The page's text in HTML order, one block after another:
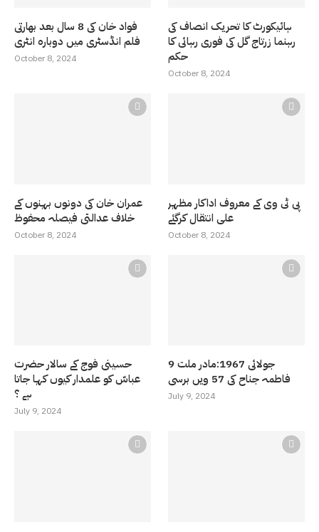
فواد خان کی 8 سال بعد بھارتی
فلم انڈسٹری میں دوبارہ انٹری
October 8, 2024
ہائیکورٹ کا تحریک انصاف کی
رہنما زرتاج گل کی فوری رہائی کا
حکم
October 8, 2024
عمران خان کی دونوں بہنوں کے
خلاف عدالتی فیصلہ محفوظ
October 8, 2024
پی ٹی وی کے معروف اداکار مظہر
علی انتقال کرگئے
October 8, 2024
حسینی فوج کے سالار حضرت
عباسّ کو علمدار کیوں کہا جاتا
ہے ؟
July 9, 2024
9 جولائی 1967:مادر ملت
فاطمہ جناح کی 57 ویں برسی
July 9, 2024